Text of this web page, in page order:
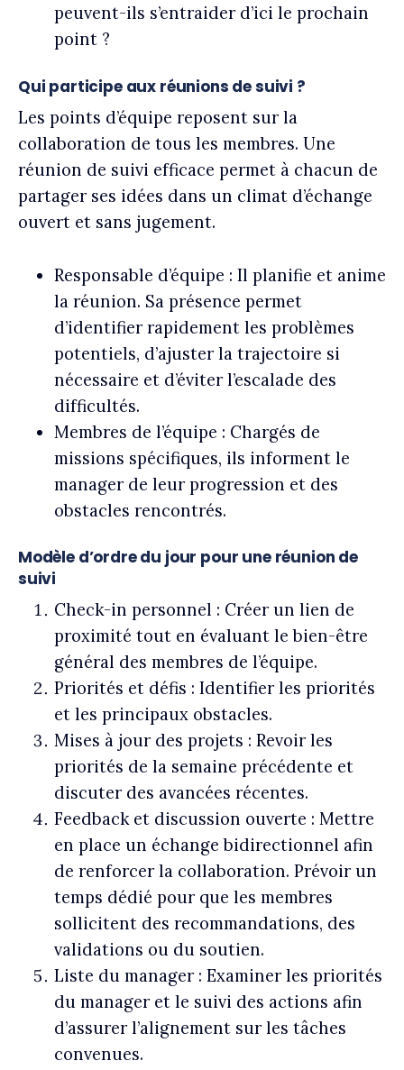
peuvent-ils s’entraider d’ici le prochain
point ?
Qui participe aux réunions de suivi ?
Les points d’équipe reposent sur la
collaboration de tous les membres. Une
réunion de suivi efficace permet à chacun de
partager ses idées dans un climat d’échange
ouvert et sans jugement.
Responsable d’équipe : Il planifie et anime
la réunion. Sa présence permet
d’identifier rapidement les problèmes
potentiels, d’ajuster la trajectoire si
nécessaire et d’éviter l’escalade des
difficultés.
Membres de l’équipe : Chargés de
missions spécifiques, ils informent le
manager de leur progression et des
obstacles rencontrés.
Modèle d’ordre du jour pour une réunion de
suivi
Check-in personnel : Créer un lien de
proximité tout en évaluant le bien-être
général des membres de l’équipe.
Priorités et défis : Identifier les priorités
et les principaux obstacles.
Mises à jour des projets : Revoir les
priorités de la semaine précédente et
discuter des avancées récentes.
Feedback et discussion ouverte : Mettre
en place un échange bidirectionnel afin
de renforcer la collaboration. Prévoir un
temps dédié pour que les membres
sollicitent des recommandations, des
validations ou du soutien.
Liste du manager : Examiner les priorités
du manager et le suivi des actions afin
d’assurer l’alignement sur les tâches
convenues.